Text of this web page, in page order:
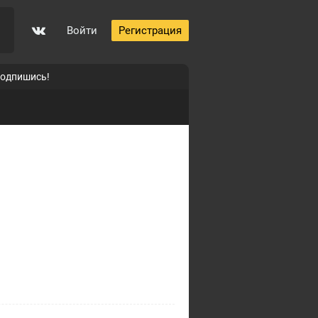
Войти Регистрация